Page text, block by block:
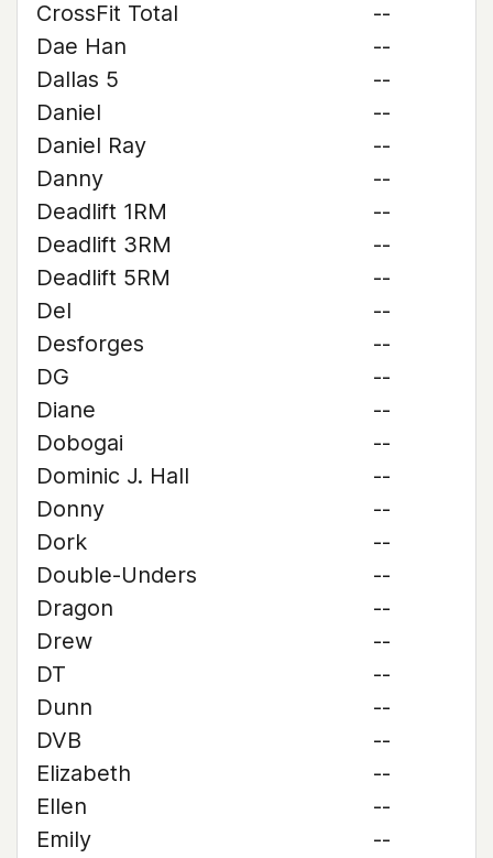
CrossFit Total
--
Dae Han
--
Dallas 5
--
Daniel
--
Daniel Ray
--
Danny
--
Deadlift 1RM
--
Deadlift 3RM
--
Deadlift 5RM
--
Del
--
Desforges
--
DG
--
Diane
--
Dobogai
--
Dominic J. Hall
--
Donny
--
Dork
--
Double-Unders
--
Dragon
--
Drew
--
DT
--
Dunn
--
DVB
--
Elizabeth
--
Ellen
--
Emily
--